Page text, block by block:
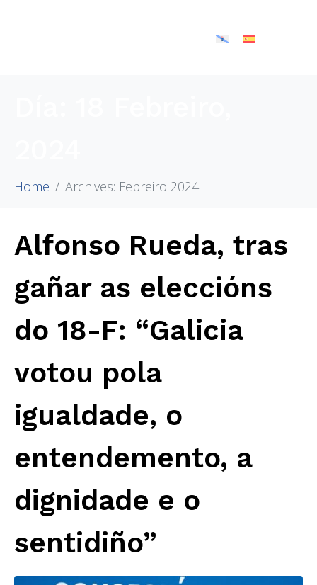
Home Archives: Febreiro 2024
Alfonso Rueda, tras
gañar as eleccións
do 18-F: “Galicia
votou pola
igualdade, o
entendemento, a
dignidade e o
sentidiño”